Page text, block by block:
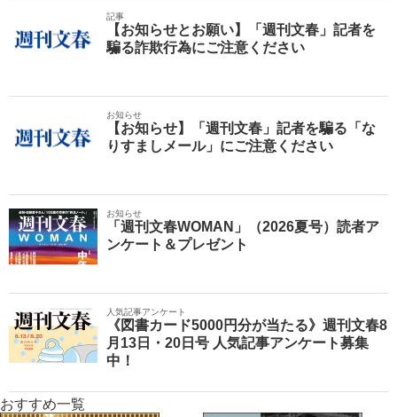
記事
【お知らせとお願い】「週刊文春」記者を
騙る詐欺行為にご注意ください
お知らせ
【お知らせ】「週刊文春」記者を騙る「な
りすましメール」にご注意ください
お知らせ
「週刊文春WOMAN」（2026夏号）読者ア
ンケート＆プレゼント
人気記事アンケート
《図書カード5000円分が当たる》週刊文春8
月13日・20日号 人気記事アンケート募集
中！
おすすめ一覧